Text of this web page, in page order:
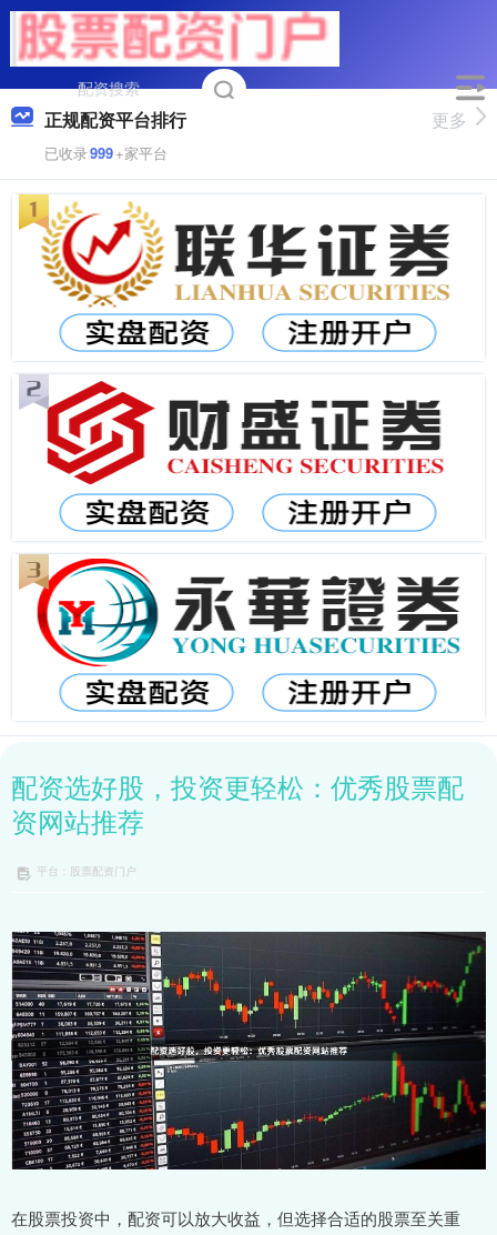
正规配资平台排行
已收录999+家平台
更多
配资选好股，投资更轻松：优秀股票配
资网站推荐
平台：股票配资门户
在股票投资中，配资可以放大收益，但选择合适的股票至关重